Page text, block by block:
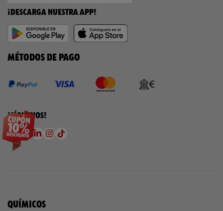
¡DESCARGA NUESTRA APP!
MÉTODOS DE PAGO
¡SÍGUENOS!
QUÍMICOS